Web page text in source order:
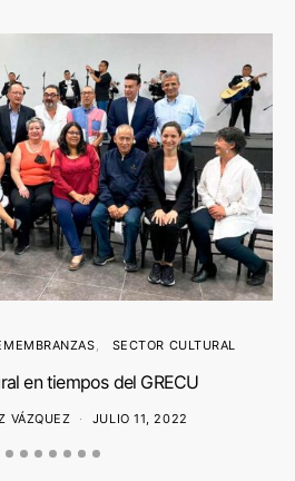
SECTOR CULTURAL
en tiempos del GRECU
VÁZQUEZ JULIO 11, 2022